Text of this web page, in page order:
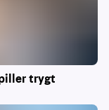
trygt